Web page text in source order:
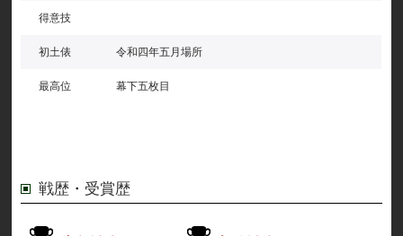
得意技
初土俵 令和四年五月場所
最高位 幕下五枚目
戦歴・受賞歴